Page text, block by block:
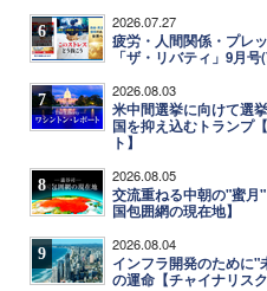
6 2026.07.27
疲労・人間関係・プレ
「ザ・リバティ」9月
7 2026.08.03
米中間選挙に向けて選
国を抑え込むトランプ
ト】
8 2026.08.05
交流重ねる中朝の"蜜
国包囲網の現在地】
9 2026.08.04
インフラ開発のために"
の運命【チャイナリスク